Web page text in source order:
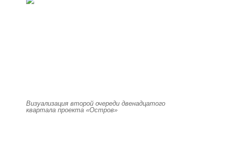
Визуализация второй очереди двенадцатого
квартала проекта «Остров»